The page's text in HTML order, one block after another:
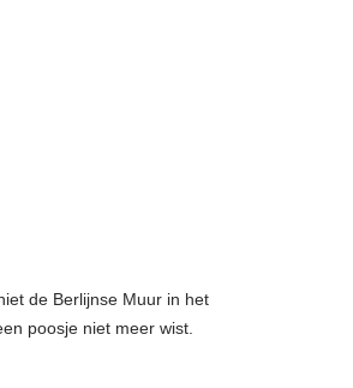
de Berlijnse Muur in het
poosje niet meer wist.